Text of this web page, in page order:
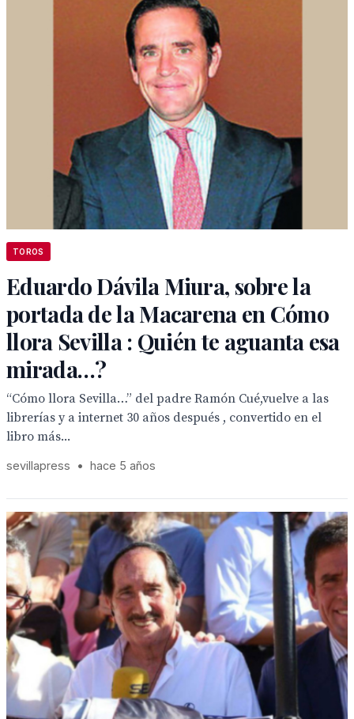
TOROS
Eduardo Dávila Miura, sobre la
portada de la Macarena en Cómo
llora Sevilla : Quién te aguanta esa
mirada…?
“Cómo llora Sevilla…” del padre Ramón Cué,vuelve a las
librerías y a internet 30 años después , convertido en el
libro más...
sevillapress • hace 5 años